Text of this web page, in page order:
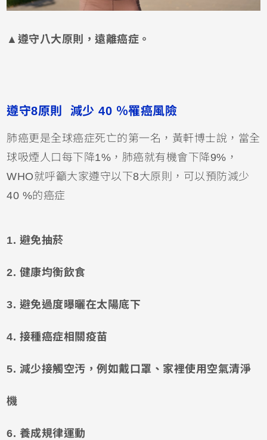
▲遵守八大原則，遠離癌症。
遵守8原則 減少 40 ％罹癌風險
肺癌更是全球癌症死亡的第一名，黃軒博士說，當全
球吸煙人口每下降1%，肺癌就有機會下降9%，
WHO就呼籲大家遵守以下8大原則，可以預防減少
40 %的癌症
1. 避免抽菸
2. 健康均衡飲食
3. 避免過度曝曬在太陽底下
4. 接種癌症相關疫苗
5. 減少接觸空汚，例如戴口罩、家裡使用空氣清淨
機
6. 養成規律運動